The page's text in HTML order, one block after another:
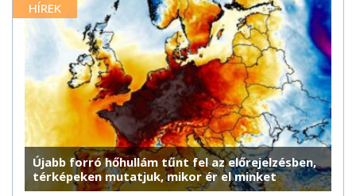
HÍREK
Újabb forró hőhullám tűnt fel az előrejelzésben,
térképeken mutatjuk, mikor ér el minket